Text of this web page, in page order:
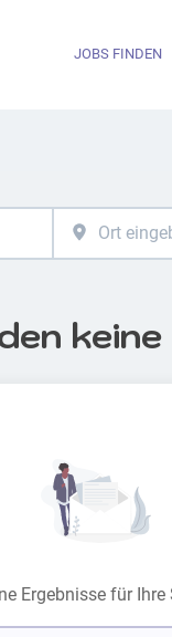
JOBS FINDEN
Ergebnisse für